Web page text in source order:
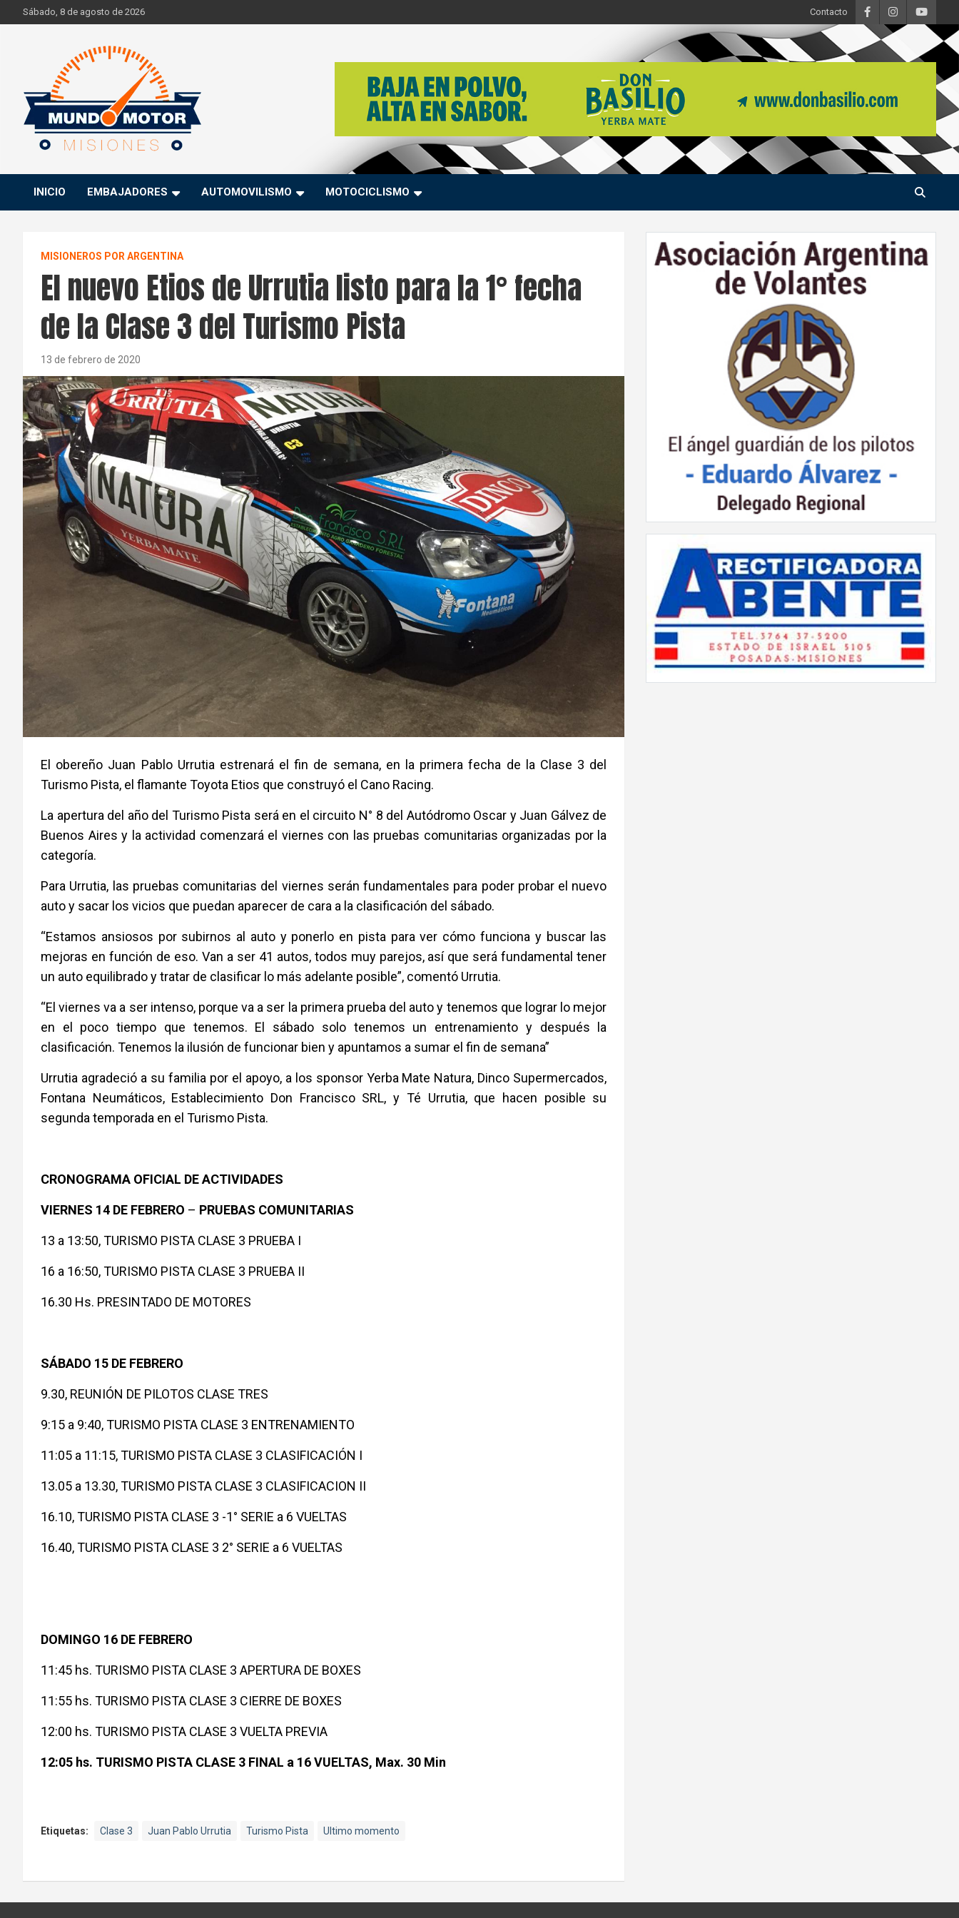
to
Sábado, 8 de agosto de 2026 Contacto
Mundo Motor Misiones
INICIO EMBAJADORES AUTOMOVILISMO MOTOCICLISMO
MISIONEROS POR ARGENTINA
El nuevo Etios de Urrutia listo para la 1° fecha
de la Clase 3 del Turismo Pista
13 de febrero de 2020
El obereño Juan Pablo Urrutia estrenará el fin de semana, en la primera fecha de la Clase 3 del
Turismo Pista, el flamante Toyota Etios que construyó el Cano Racing.
La apertura del año del Turismo Pista será en el circuito N° 8 del Autódromo Oscar y Juan Gálvez de
Buenos Aires y la actividad comenzará el viernes con las pruebas comunitarias organizadas por la
categoría.
Para Urrutia, las pruebas comunitarias del viernes serán fundamentales para poder probar el nuevo
auto y sacar los vicios que puedan aparecer de cara a la clasificación del sábado.
“Estamos ansiosos por subirnos al auto y ponerlo en pista para ver cómo funciona y buscar las
mejoras en función de eso. Van a ser 41 autos, todos muy parejos, así que será fundamental tener
un auto equilibrado y tratar de clasificar lo más adelante posible”, comentó Urrutia.
“El viernes va a ser intenso, porque va a ser la primera prueba del auto y tenemos que lograr lo mejor
en el poco tiempo que tenemos. El sábado solo tenemos un entrenamiento y después la
clasificación. Tenemos la ilusión de funcionar bien y apuntamos a sumar el fin de semana”
Urrutia agradeció a su familia por el apoyo, a los sponsor Yerba Mate Natura, Dinco Supermercados,
Fontana Neumáticos, Establecimiento Don Francisco SRL, y Té Urrutia, que hacen posible su
segunda temporada en el Turismo Pista.
CRONOGRAMA OFICIAL DE ACTIVIDADES
VIERNES 14 DE FEBRERO – PRUEBAS COMUNITARIAS
13 a 13:50, TURISMO PISTA CLASE 3 PRUEBA I
16 a 16:50, TURISMO PISTA CLASE 3 PRUEBA II
16.30 Hs. PRESINTADO DE MOTORES
SÁBADO 15 DE FEBRERO
9.30, REUNIÓN DE PILOTOS CLASE TRES
9:15 a 9:40, TURISMO PISTA CLASE 3 ENTRENAMIENTO
11:05 a 11:15, TURISMO PISTA CLASE 3 CLASIFICACIÓN I
13.05 a 13.30, TURISMO PISTA CLASE 3 CLASIFICACION II
16.10, TURISMO PISTA CLASE 3 -1° SERIE a 6 VUELTAS
16.40, TURISMO PISTA CLASE 3 2° SERIE a 6 VUELTAS
DOMINGO 16 DE FEBRERO
11:45 hs. TURISMO PISTA CLASE 3 APERTURA DE BOXES
11:55 hs. TURISMO PISTA CLASE 3 CIERRE DE BOXES
12:00 hs. TURISMO PISTA CLASE 3 VUELTA PREVIA
12:05 hs. TURISMO PISTA CLASE 3 FINAL a 16 VUELTAS, Max. 30 Min
Etiquetas: Clase 3 Juan Pablo Urrutia Turismo Pista Ultimo momento